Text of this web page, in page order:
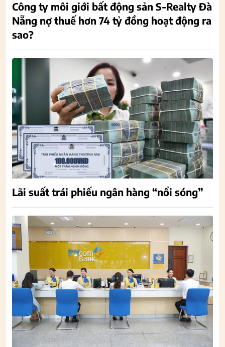
Công ty môi giới bất động sản S-Realty Đà
Nẵng nợ thuế hơn 74 tỷ đồng hoạt động ra
sao?
Lãi suất trái phiếu ngân hàng “nổi sóng”